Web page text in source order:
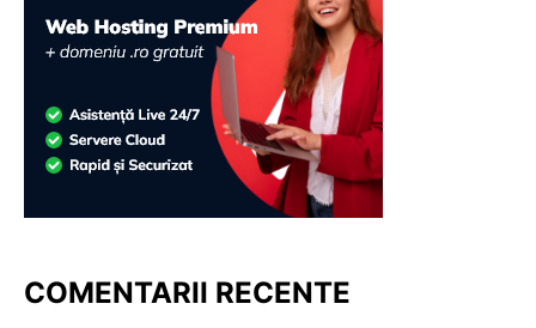
COMENTARII RECENTE